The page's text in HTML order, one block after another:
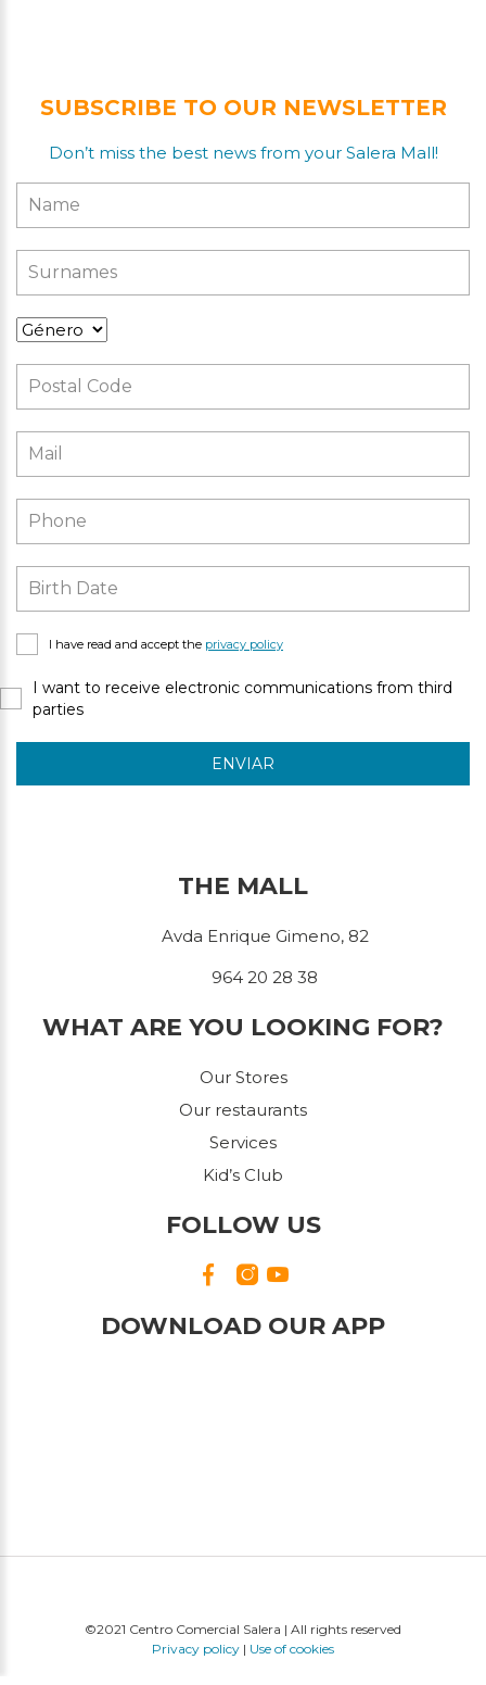
SUBSCRIBE TO OUR NEWSLETTER
Don’t miss the best news from your Salera Mall!
I have read and accept the privacy policy
I want to receive electronic communications from third
parties
ENVIAR
THE MALL
Avda Enrique Gimeno, 82
964 20 28 38
WHAT ARE YOU LOOKING FOR?
Our Stores
Our restaurants
Services
Kid’s Club
FOLLOW US
DOWNLOAD OUR APP
©2021 Centro Comercial Salera | All rights reserved
Privacy policy | Use of cookies